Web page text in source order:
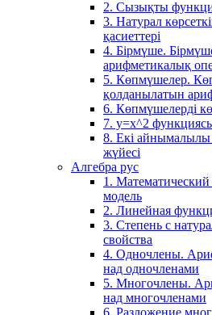
2. Сызықты
3. Натурал
қасиеттері
4. Бірмүше.
арифметикалық
5. Көпмүшелер.
қолданылатын
6. Көпмүшелерді
7. у=х^2
8. Екі айнымалылы
жүйесі
Алгебра рус
1.
модель
2. Линейная
3. Степень с
свойства
4. Одночлены.
над одночленами
5. Многочлены.
над многочленами
6. Разложение